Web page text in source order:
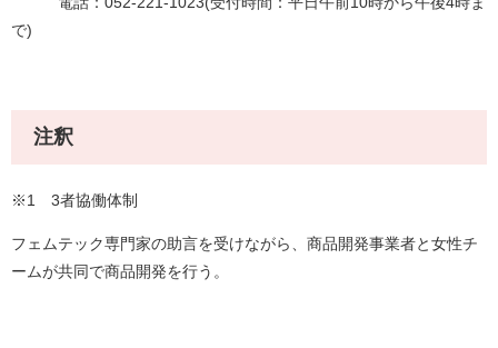
で)
注釈
※1 3者協働体制
フェムテック専門家の助言を受けながら、商品開発事業者と女性チ
ームが共同で商品開発を行う。